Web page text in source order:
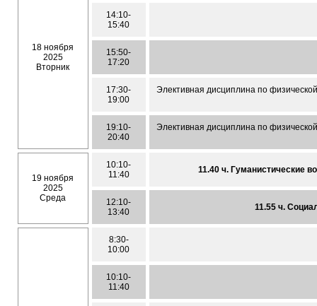
18 ноября
2025
Вторник
14:10-
15:40
15:50-
17:20
17:30-
19:00
Элективная дисциплина по
19:10-
20:40
Элективная дисциплина по
19 ноября
2025
Среда
10:10-
11:40
11.40 ч. Гуманистические
12:10-
13:40
11.55 ч.
8:30-
10:00
10:10-
11:40